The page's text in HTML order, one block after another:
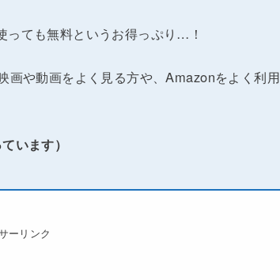
っても無料というお得っぷり…！
画や動画をよく見る方や、Amazonをよく利用
います）
ーリンク